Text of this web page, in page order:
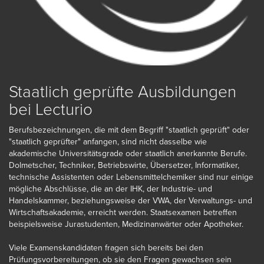
Staatlich geprüfte Ausbildungen
bei Lecturio
Berufsbezeichnungen, die mit dem Begriff "staatlich geprüft" oder
"staatlich geprüfter" anfangen, sind nicht dasselbe wie
akademische Universitätsgrade oder staatlich anerkannte Berufe.
Dolmetscher, Techniker, Betriebswirte, Übersetzer, Informatiker,
technische Assistenten oder Lebensmittelchemiker sind nur einige
mögliche Abschlüsse, die an der IHK, der Industrie- und
Handelskammer, beziehungsweise der VWA, der Verwaltungs- und
Wirtschaftsakademie, erreicht werden. Staatsexamen betreffen
beispielsweise Jurastudenten, Medizinanwärter oder Apotheker.
Viele Examenskandidaten fragen sich bereits bei den
Prüfungsvorbereitungen, ob sie den Fragen gewachsen sein